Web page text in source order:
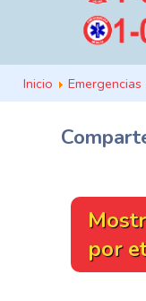
Inicio Emergencias
por